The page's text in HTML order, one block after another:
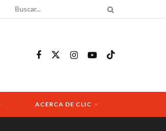
ACERCA DE CLIC